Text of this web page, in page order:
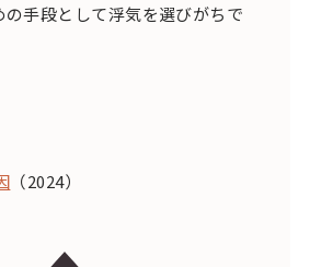
手段として浮気を選びがちで
（2024）